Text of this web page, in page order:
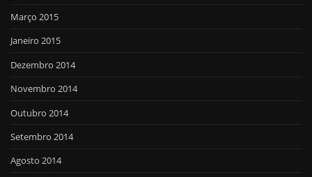
Março 2015
Janeiro 2015
Dezembro 2014
Novembro 2014
Outubro 2014
Setembro 2014
Agosto 2014